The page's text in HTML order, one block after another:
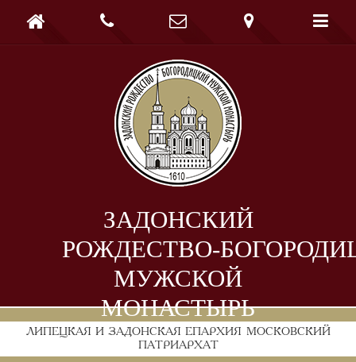
ЗАДОНСКИЙ
РОЖДЕСТВО-
МУЖСКОЙ
МОНАСТЫРЬ
ЛИПЕЦКАЯ И ЗАДОНСКАЯ ЕПАРХИЯ МОСКОВСКИЙ
ПАТРИАРХАТ
    